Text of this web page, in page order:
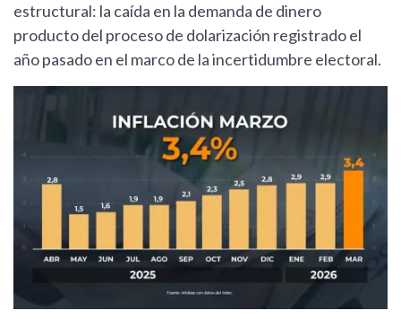
estructural: la caída en la demanda de dinero
producto del proceso de dolarización registrado el
año pasado en el marco de la incertidumbre electoral.